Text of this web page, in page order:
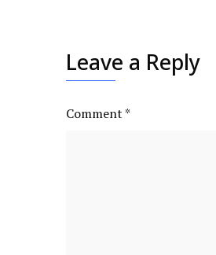
Leave a Reply
Comment*